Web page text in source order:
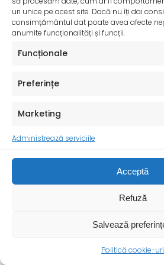
uri unice pe acest site. Dacă nu îți dai
consimțământul dat poate avea afecte
anumite funcționalități și funcții.
Funcționale
Preferințe
Marketing
Administrează serviciile
Acceptă
Refuză
Salvează
Politică cookie-uri
InfoMama – Ghidul mamei pe
primul an de viață al
De peste 35 de ani,
desfășoară activități dedicate